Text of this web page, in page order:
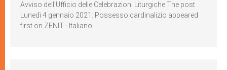
Avviso dell’Ufficio delle Celebrazioni Liturgiche The post
Lunedì 4 gennaio 2021: Possesso cardinalizio appeared
first on ZENIT - Italiano.